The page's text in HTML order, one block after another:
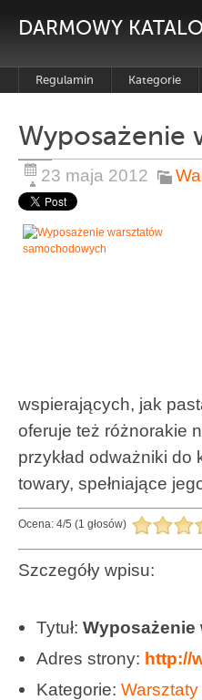
DARMOWY
Regulamin Kategorie
Wyposażenie
23 maja 2012
wspierających, jak
oferuje też różnorakie
przykład odważniki do
towary, spełniające
Ocena: 4/5 (1 głosów)
Szczegóły wpisu:
Tytuł:
Adres strony: http://
Kategorie: